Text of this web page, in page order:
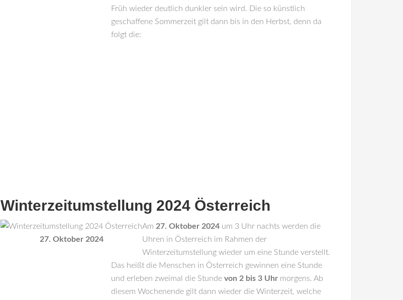
Früh wieder deutlich dunkler sein wird. Die so künstlich
geschaffene Sommerzeit gilt dann bis in den Herbst, denn da
folgt die:
Winterzeitumstellung 2024 Österreich
27. Oktober 2024
Am 27. Oktober 2024 um 3 Uhr nachts werden die
Uhren in Österreich im Rahmen der
Winterzeitumstellung wieder um eine Stunde verstellt.
Das heißt die Menschen in Österreich gewinnen eine Stunde
und erleben zweimal die Stunde von 2 bis 3 Uhr morgens. Ab
diesem Wochenende gilt dann wieder die Winterzeit, welche